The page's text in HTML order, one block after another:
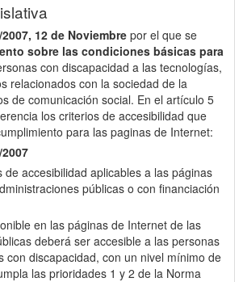
12 de Noviembre por el que se
sobre las condiciones básicas para
con discapacidad a las tecnologías,
relacionados con la sociedad de la
de comunicación social. En el artículo 5
los criterios de accesibilidad que
para las paginas de Internet:
de accesibilidad aplicables a las páginas
públicas o con financiación
en las páginas de Internet de las
deberá ser accesible a las personas
con discapacidad, con un nivel mínimo de
las prioridades 1 y 2 de la Norma